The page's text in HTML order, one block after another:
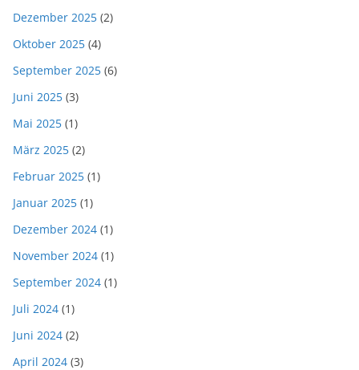
Dezember 2025 (2)
Oktober 2025 (4)
September 2025 (6)
Juni 2025 (3)
Mai 2025 (1)
März 2025 (2)
Februar 2025 (1)
Januar 2025 (1)
Dezember 2024 (1)
November 2024 (1)
September 2024 (1)
Juli 2024 (1)
Juni 2024 (2)
April 2024 (3)